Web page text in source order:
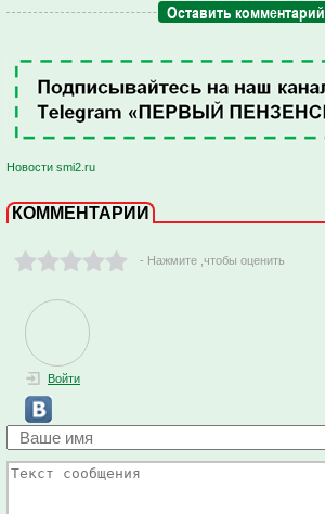
Оставить комментарий
Новости smi2.ru
КОММЕНТАРИИ
- Нажмите ,чтобы оценить
Войти